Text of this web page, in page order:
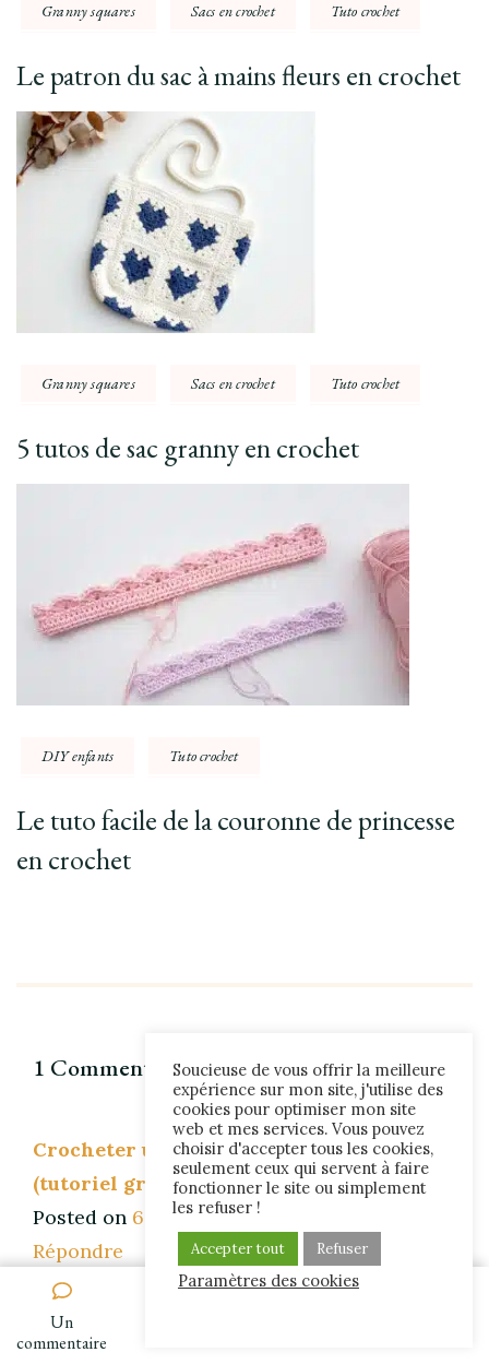
Un
commentaire
Granny squares Sacs en crochet Tuto crochet
Le patron du sac à mains fleurs en crochet
Granny squares Sacs en crochet Tuto crochet
5 tutos de sac granny en crochet
DIY enfants Tuto crochet
Le tuto facile de la couronne de princesse
en crochet
1 Comment
Crocheter une feuille de houx facile
(tutoriel gratuit avec vidéo) says:
Posted on 6 octobre 2024 at 18h01
Répondre
[…] Retrouvez tous mes tutoriels de Noël
dans cet article : Plein d’idées de
décorations de Noël au crochet (tutos
Soucieuse de vous offrir la meilleure
expérience sur mon site, j'utilise des
cookies pour optimiser mon site
web et mes services. Vous pouvez
choisir d'accepter tous les cookies,
seulement ceux qui servent à faire
fonctionner le site ou simplement
les refuser !
Accepter tout Refuser
Paramètres des cookies